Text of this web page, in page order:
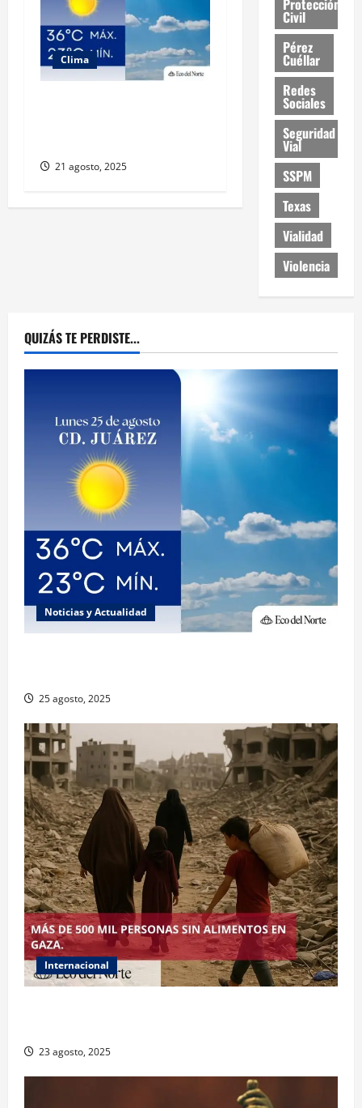
Clima
21 agosto, 2025
Protección
Civil
Pérez
Cuéllar
Redes
Sociales
Seguridad
Vial
SSPM
Texas
Vialidad
Violencia
QUIZÁS TE PERDISTE...
Noticias y Actualidad
25 agosto, 2025
Internacional
23 agosto, 2025